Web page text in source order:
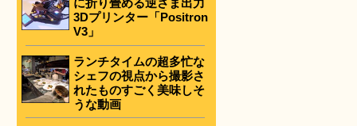
に折り畳める逆さま出力
3Dプリンター「Positron
V3」
ランチタイムの超多忙な
シェフの視点から撮影さ
れたものすごく美味しそ
うな動画